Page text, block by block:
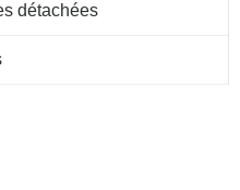
détachées